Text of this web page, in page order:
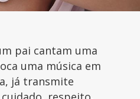
pai cantam uma
uma música em
já transmite